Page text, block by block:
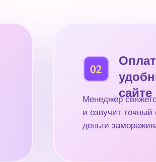
Менеджер
и озвучит
деньги
сайте